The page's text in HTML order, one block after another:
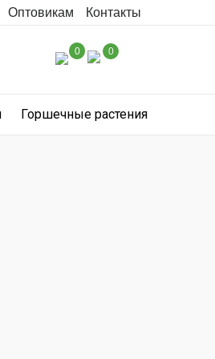
Оптовикам Контакты
0 0
Горшечные растения